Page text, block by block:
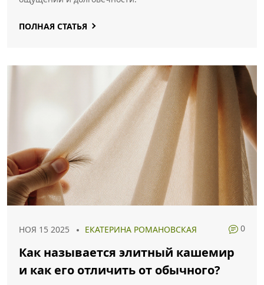
ПОЛНАЯ СТАТЬЯ
НОЯ 15 2025 ЕКАТЕРИНА РОМАНОВСКАЯ 0
Как называется элитный кашемир
и как его отличить от обычного?